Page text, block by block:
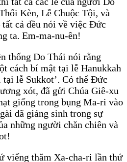
Kèn, Lễ Chuộc Tội, và
cả đều nói về việc Đức
ta. Em-ma-nu-ên!
thống Do Thái nói rằng
cách bí mật tại lễ Hanukkah
lễ Sukkot’. Có thể Đức
xót, đã gửi Chúa Giê-xu
giống trong bụng Ma-ri vào
đã giáng sinh trong sự
những người chăn chiên và
viếng thăm Xa-cha-ri lần thứ